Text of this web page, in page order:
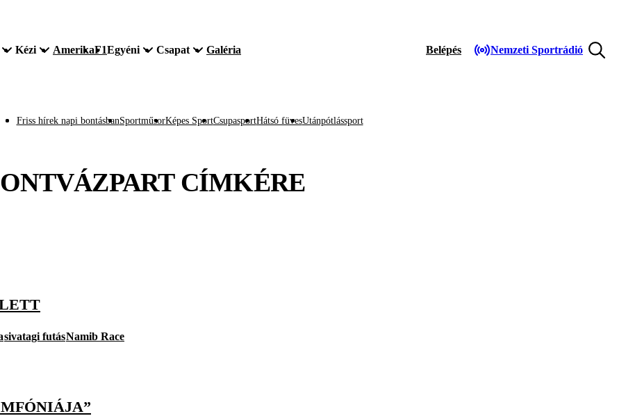
Kézi AmerikaF1Egyéni Csapat Galéria Belépés Nemzeti Sportrádió
Friss hírek napi bontásbanSportműsorKépes SportCsupasportHátsó füvesUtánpótlássport
CÍMKÉRE
sivatagi futásNamib Race